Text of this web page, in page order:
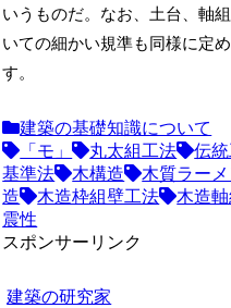
いうものだ。なお、土台、軸
いての細かい規準も同様に定
す。
建築の基礎知識について
「モ」
丸太組工法 伝
基準法
木構造 木質ラー
造
木造枠組壁工法 木造
震性
スポンサーリンク
建築の研究家